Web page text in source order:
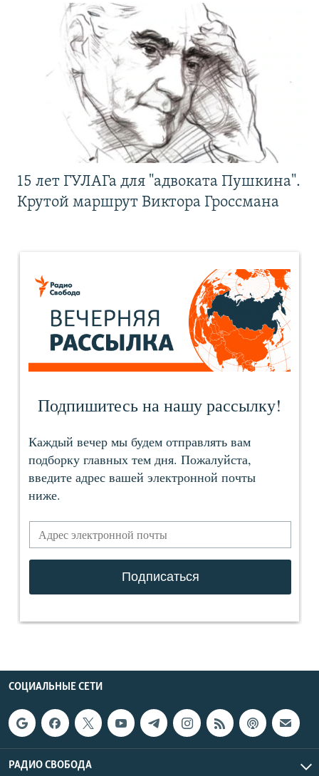
15 лет ГУЛАГа для "адвоката Пушкина".
Крутой маршрут Виктора Гроссмана
СОЦИАЛЬНЫЕ СЕТИ
РАДИО СВОБОДА